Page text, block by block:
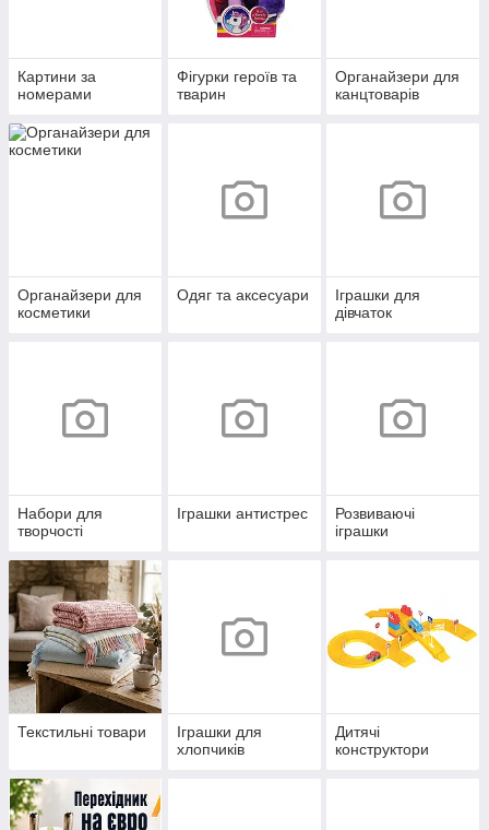
Картини за
номерами
Фігурки героїв та
тварин
Органайзери для
канцтоварів
Органайзери для
косметики
Одяг та аксесуари
Іграшки для
дівчаток
Набори для
творчості
Іграшки антистрес
Розвиваючі
іграшки
Текстильні товари
Іграшки для
хлопчиків
Дитячі
конструктори